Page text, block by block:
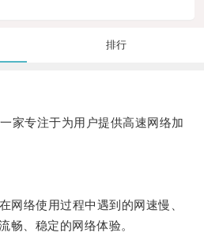
排行
专注于为用户提供高速网络加
络使用过程中遇到的网速慢、
畅、稳定的网络体验。